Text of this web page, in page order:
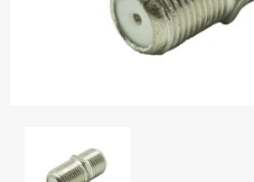
Кабельная
Сетевое
оборудование